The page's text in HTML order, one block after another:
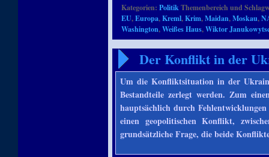
Kategorien:PolitikThemenbereich und
EU,Europa,Kreml,Krim,Maidan,Moskau,
Washington,Weißes Haus,Wiktor
Der Konflikt in der
Um die Konfliktsituation in der
Bestandteile zerlegt werden. Zum
hauptsächlich durch
einen geopolitischen Konflikt,
grundsätzliche Frage, die beide